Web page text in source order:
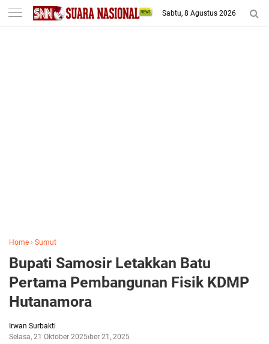
-->
Sabtu, 8 Agustus 2026
Home › Sumut
Bupati Samosir Letakkan Batu
Pertama Pembangunan Fisik KDMP
Hutanamora
Irwan Surbakti
Selasa, 21 Oktober 2025Oktober 21, 2025